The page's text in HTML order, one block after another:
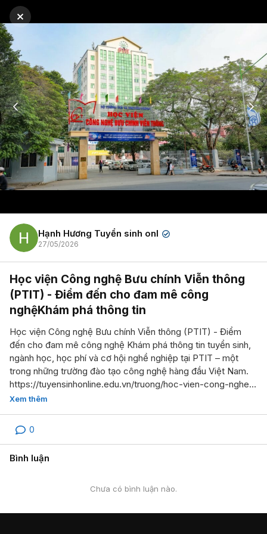
Hạnh Hương Tuyển sinh onl ✔
27/05/2026
Học viện Công nghệ Bưu chính Viễn thông
(PTIT) - Điểm đến cho đam mê công
nghệKhám phá thông tin
Học viện Công nghệ Bưu chính Viễn thông (PTIT) - Điểm
đến cho đam mê công nghệ Khám phá thông tin tuyển sinh,
ngành học, học phí và cơ hội nghề nghiệp tại PTIT – một
trong những trường đào tạo công nghệ hàng đầu Việt Nam.
https://tuyensinhonline.edu.vn/truong/hoc-vien-cong-nghe-
buu-chinh-vien-thong/
Xem thêm
0
Bình luận
Chưa có bình luận nào.